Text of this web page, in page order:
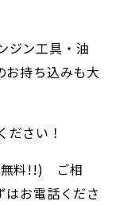
ジン工具・油
持ち込みも大
さい！
無料!!) ご相
お電話くださ